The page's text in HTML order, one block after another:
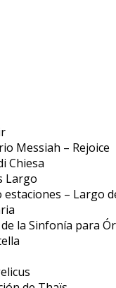
Messiah – Rejoice
Chiesa
Largo
estaciones – Largo
la Sinfonía para